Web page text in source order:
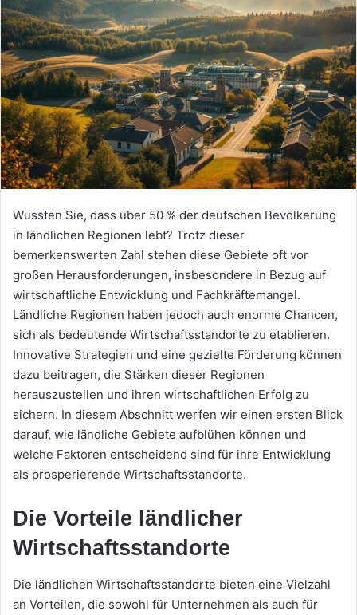
Wussten Sie, dass über 50 % der deutschen Bevölkerung
in ländlichen Regionen lebt? Trotz dieser
bemerkenswerten Zahl stehen diese Gebiete oft vor
großen Herausforderungen, insbesondere in Bezug auf
wirtschaftliche Entwicklung und Fachkräftemangel.
Ländliche Regionen haben jedoch auch enorme Chancen,
sich als bedeutende Wirtschaftsstandorte zu etablieren.
Innovative Strategien und eine gezielte Förderung können
dazu beitragen, die Stärken dieser Regionen
herauszustellen und ihren wirtschaftlichen Erfolg zu
sichern. In diesem Abschnitt werfen wir einen ersten Blick
darauf, wie ländliche Gebiete aufblühen können und
welche Faktoren entscheidend sind für ihre Entwicklung
als prosperierende Wirtschaftsstandorte.
Die Vorteile ländlicher
Wirtschaftsstandorte
Die ländlichen Wirtschaftsstandorte bieten eine Vielzahl
an Vorteilen, die sowohl für Unternehmen als auch für